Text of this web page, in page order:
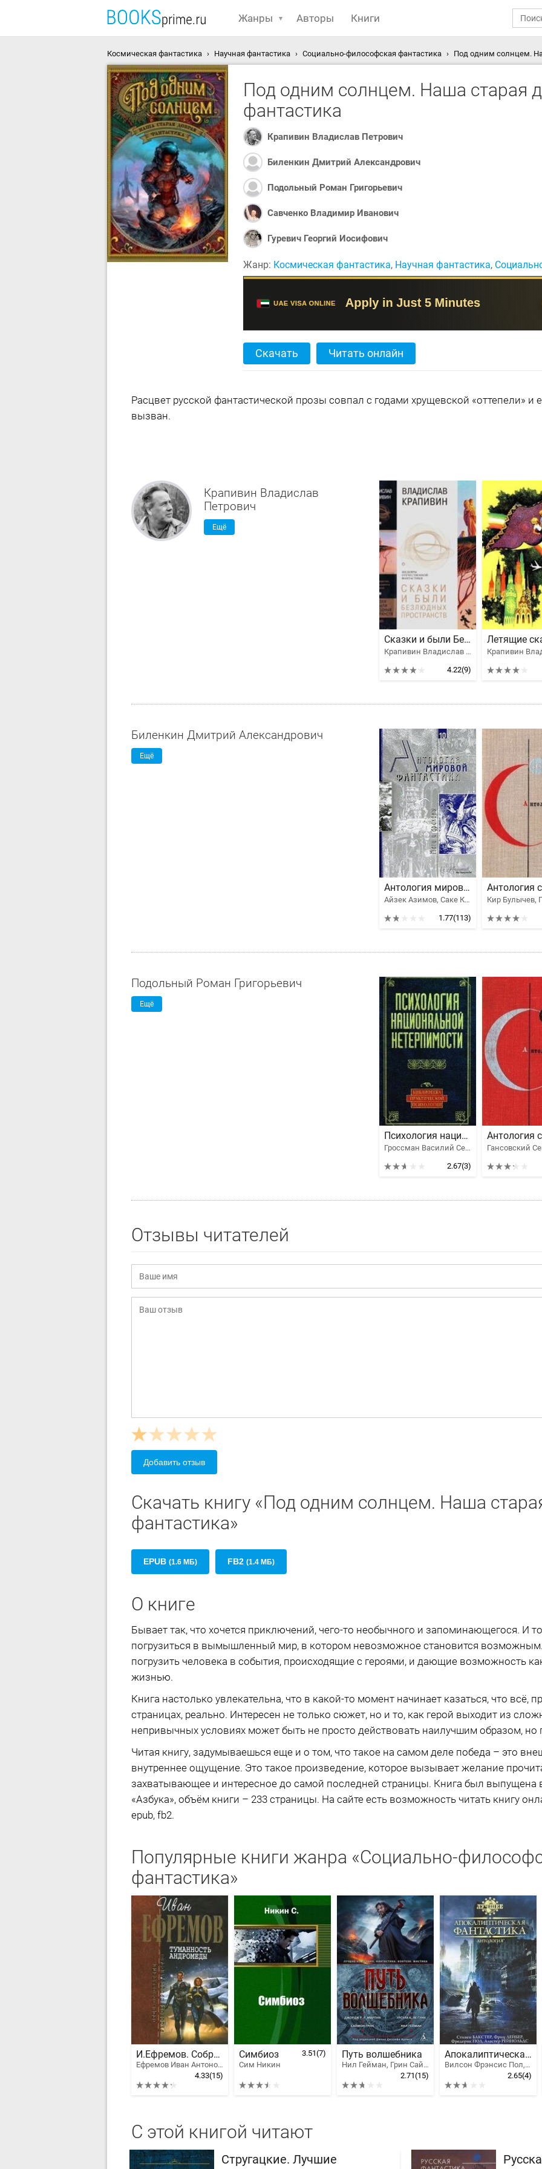
Жанры Авторы Книги
Космическая фантастика Научная фантастика Социально-философская фантастика Под одним солнцем.
Под одним солнцем. Наша старая
фантастика
Крапивин Владислав Петрович
Биленкин Дмитрий Александрович
Подольный Роман Григорьевич
Савченко Владимир Иванович
Гуревич Георгий Иосифович
Жанр: Космическая фантастика, Научная фантастика,
Скачать Читать онлайн
Расцвет русской фантастической прозы совпал с годами хрущевской «оттепели»
вызван.
Крапивин Владислав
Петрович
Ещё
Сказки и были Безлюдных пространств
Крапивин Владислав Петрович
4.22(9)
Летящие
Биленкин Дмитрий Александрович
Ещё
Антология мировой фантастики. Том 3. Волшебная страна
Айзек Азимов, Саке Комацу, Клайв Стейплз Льюис, Толстой Алексей Николаевич, Желязны Роджер Джозеф, Брэдбери Рэй Дуглас, Ефремов Иван Антонович, Гаррисон Гарри, Рей Жан, Гансовский Север Феликсович, Лейнстер Мюррей, Гамильтон Эдмонд Мур, Муркок Майкл Джон, Блох Роберт Альберт, Хаецкая Елена Владимировна, Лавкрафт Говард Филлипс, Конан Дойл Артур Игнатиус, Головачев Василий Васильевич, Орлов Алекс, Саймак Клиффорд Дональд, Говард Роберт Эдвин, Смит Джордж Генри, Андерсон Пол Уильям, Вэнс Джек Холбрук, Дивов Олег Игоревич, Трускиновская Далия Мейеровна, Кудрявцев Леонид Викторович, Биленкин Дмитрий Александрович, Вейнбаум Стенли, Олдисс Брайан Уилсон, Ван Вогт Альфред Элтон, Дель Рей Лестер, Клейн Жерар, Сильверберг Роберт, Калугин Алексей Александрович, Тургенев Иван Сергеевич, Говард Роберт Ирвин, Мэйчен Артур Ллевелин, Дик Филип Киндред, Саломатов Андрей Васильевич, Миллер-младший Уолтер Майкл
1.77(113)
Подольный Роман Григорьевич
Ещё
Психология национальной нетерпимости
Гроссман Василий Семенович, Подольный Роман Григорьевич, Тарас Анатолий Ефимович, Померанц Григорий Соломонович, Ильин Иван Александрович, Гюстав Лебон, Кон Игорь Семенович, Шафаревич Игорь Ростиславович, Адорно Теодор В., Гуревич Павел Семенович, Сорокин Питирим Александрович, Фурман Дмитрий Ефимович, Ионин Леонид Григорьевич, Чернявская Юлия, Воронель Александр Владимирович, Карабчиевский Юрий Аркадьевич, Червонная Светлана
2.67(3)
Отзывы читателей
Добавить отзыв
Скачать книгу «Под одним солнцем. Наша
фантастика»
EPUB (1.6 МБ) FB2 (1.4 МБ)
О книге
Бывает так, что хочется приключений, чего-то необычного и запоминающегося. И
погрузиться в вымышленный мир, в котором невозможное становится
погрузить человека в события, происходящие с героями, и дающие возможность
жизнью.
Книга настолько увлекательна, что в какой-то момент начинает казаться, что всё,
страницах, реально. Интересен не только сюжет, но и то, как герой выходит из
непривычных условиях может быть не просто действовать наилучшим образом, но
Читая книгу, задумываешься еще и о том, что такое на самом деле победа – это
внутреннее ощущение. Это такое произведение, которое вызывает желание
захватывающее и интересное до самой последней страницы. Книга был выпущена
«Азбука», объём книги – 233 страницы. На сайте есть возможность читать книгу
epub, fb2.
Популярные книги жанра «Социально-
фантастика»
И.Ефремов. Собрание сочинений в 4-х томах. т.1
Ефремов Иван Антонович
4.33(15)
Симбиоз
Сим Никин
3.51(7) Путь волшебника
Нил Гейман, Грин Саймон, Кард Орсон Скотт, Сильверберг Роберт, Ле Гуин Урсула Крёбер, Бигл Питер Сойер, Линк Келли, Форд Джеффри, Брэдли Мэрион Зиммер, Джордж Рэймонд Ричард Мартин, Сюзанна Кларк, Фарланд Дэвид, Резник Майкл Даймонд, Гроссман Лев, Финли Чарльз Коулмэн, Ли Юн Ха, Шерман Делия, Адамс Джон Джозеф, Кастро Адам-Трой, ПРАТТ ТИМ, Валентайн Женевьева, Говард Джонатан Л., Кафтан Вилар, Боскович Дезирина, Раджан Ханна, Ннеди Окорафор, Вагнер Венди Н., Кристи Янт, Киртли Дэвид Бэрр
2.71(15)
Апокалиптическая фантастика
Вилсон Фрэнсис Пол, Рейнольдс Аластер, Лейбер Фриц Ройтер, Сильверберг Роберт, Вильгельм Кейт, Уильямсон Джек, Грин Доминик, Лэндис Джеффри А., Бейли Дейл, Пол Ди Филиппо, Бир Элизабет, Бейкер Кейдж, Стивен Бакстер, Рид Роберт, Доктороу Кори, Бродерик Дэмиен, Эшли Майк, Бартон Уильям Реналд, Браун Эрик, Нагата Линда, Барнетт Дэвид, Куниган Элизабет
2.65(4)
С этой книгой читают
Стругацкие. Лучшие